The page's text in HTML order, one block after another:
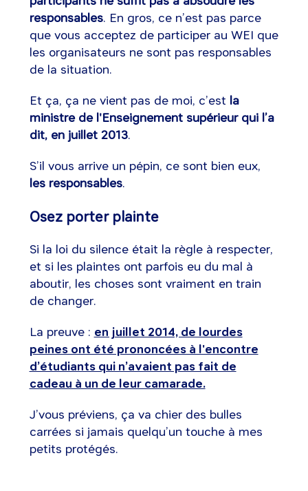
responsables. En gros, ce n’est pas parce
que vous acceptez de participer au WEI que
les organisateurs ne sont pas responsables
de la situation.
Et ça, ça ne vient pas de moi, c’est la
ministre de l'Enseignement supérieur qui l’a
dit, en juillet 2013.
S’il vous arrive un pépin, ce sont bien eux,
les responsables.
Osez porter plainte
Si la loi du silence était la règle à respecter,
et si les plaintes ont parfois eu du mal à
aboutir, les choses sont vraiment en train
de changer.
La preuve : en juillet 2014, de lourdes
peines ont été prononcées à l'encontre
d’étudiants qui n’avaient pas fait de
cadeau à un de leur camarade.
J’vous préviens, ça va chier des bulles
carrées si jamais quelqu’un touche à mes
petits protégés.